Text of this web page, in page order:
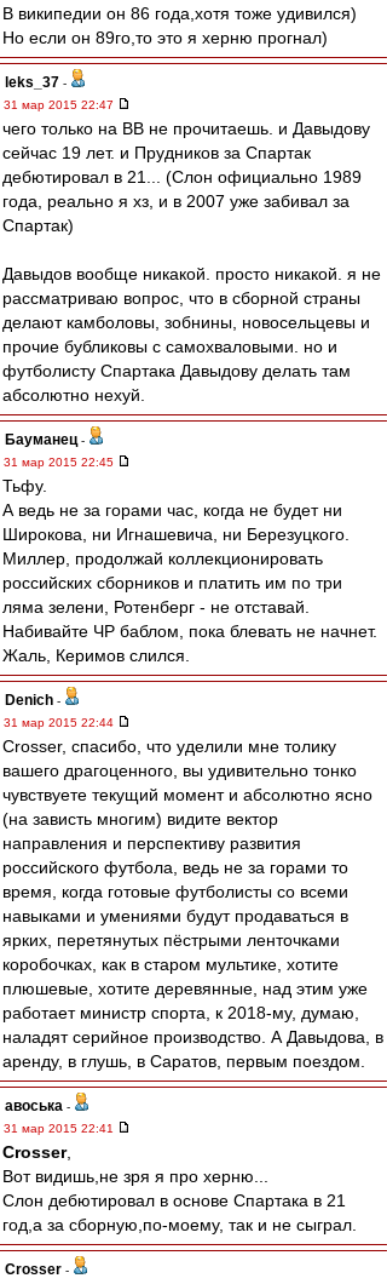
В википедии он 86 года,хотя тоже удивился)
Но если он 89го,то это я херню прогнал)
leks_37 -
31 мар 2015 22:47
чего только на ВВ не прочитаешь. и Давыдову
сейчас 19 лет. и Прудников за Спартак
дебютировал в 21... (Слон официально 1989
года, реально я хз, и в 2007 уже забивал за
Спартак)
Давыдов вообще никакой. просто никакой. я не
рассматриваю вопрос, что в сборной страны
делают камболовы, зобнины, новосельцевы и
прочие бубликовы с самохваловыми. но и
футболисту Спартака Давыдову делать там
абсолютно нехуй.
Бауманец -
31 мар 2015 22:45
Тьфу.
А ведь не за горами час, когда не будет ни
Широкова, ни Игнашевича, ни Березуцкого.
Миллер, продолжай коллекционировать
российских сборников и платить им по три
ляма зелени, Ротенберг - не отставай.
Набивайте ЧР баблом, пока блевать не начнет.
Жаль, Керимов слился.
Denich -
31 мар 2015 22:44
Crosser, спасибо, что уделили мне толику
вашего драгоценного, вы удивительно тонко
чувствуете текущий момент и абсолютно ясно
(на зависть многим) видите вектор
направления и перспективу развития
российского футбола, ведь не за горами то
время, когда готовые футболисты со всеми
навыками и умениями будут продаваться в
ярких, перетянутых пёстрыми ленточками
коробочках, как в старом мультике, хотите
плюшевые, хотите деревянные, над этим уже
работает министр спорта, к 2018-му, думаю,
наладят серийное производство. А Давыдова, в
аренду, в глушь, в Саратов, первым поездом.
авоська -
31 мар 2015 22:41
Crosser,
Вот видишь,не зря я про херню...
Слон дебютировал в основе Спартака в 21
год,а за сборную,по-моему, так и не сыграл.
Crosser -